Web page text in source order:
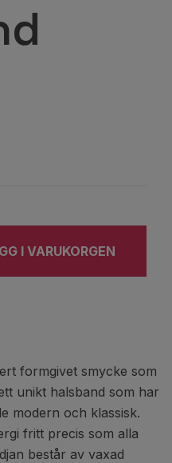
I VARUKORGEN
formgivet smycke som
unikt halsband som har
modern och klassisk.
fritt precis som alla
består av vaxad